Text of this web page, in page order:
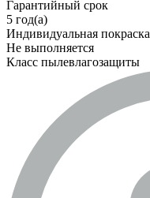
Гарантийный срок
5 год(а)
Индивидуальная покраска
Не выполняется
Класс пылевлагозащиты